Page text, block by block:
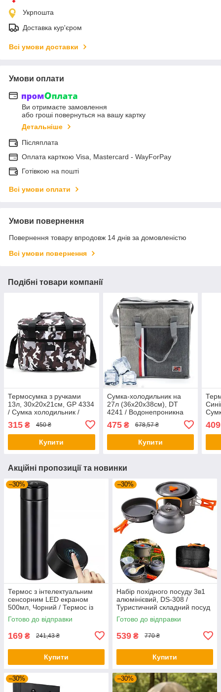
Укрпошта
Доставка кур'єром
Всі умови доставки
Умови оплати
Ви отримаєте замовлення
або гроші повернуться на вашу картку
Детальніше
Післяплата
Оплата карткою Visa, Mastercard - WayForPay
Готівкою на пошті
Всі умови оплати
Умови повернення
Повернення товару впродовж 14 днів за домовленістю
Всі умови повернення
Подібні товари компанії
Термосумка з ручками
13л, 30х20х21см, GP 4334
/ Сумка холодильник /
напоїв
315 ₴ 450 ₴
Купити
Сумка-холодильник на
27л (36х20х38см), DT
4241 / Водонепроникна
термосумка для продуктів
475₴ 678,57 ₴
Купити
409
Акційні пропозиції та новинки
–30%
Термос з інтелектуальним
сенсорним LED екраном
500мл, Чорний / Термос із
нержавіючої сталі
Готово до відправки
169 ₴ 241,43 ₴
Купити
–30%
Набір похідного посуду 3в1
алюмінієвий, DS-308 /
Туристичний складний посуд
(чайник, каструля,
сковорідка)
Готово до відправки
539 ₴ 770 ₴
Купити
–30% –30%